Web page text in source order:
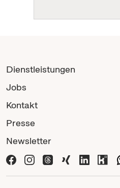
Dienstleistungen
Jobs
Kontakt
Presse
Newsletter